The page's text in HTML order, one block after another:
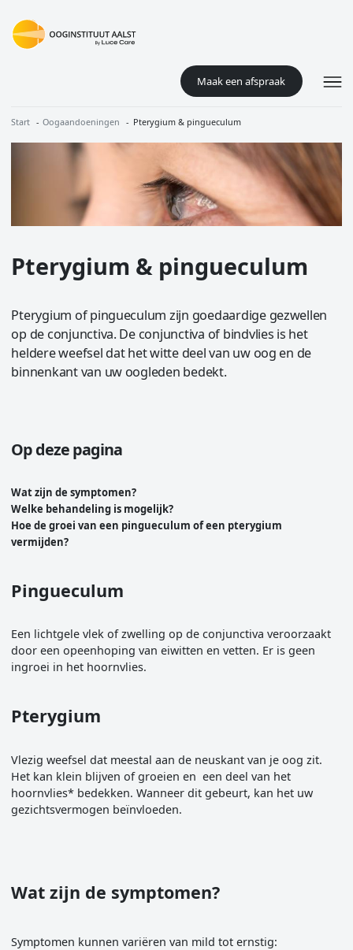
Maak een afspraak
Kruimelpad
Start Oogaandoeningen Pterygium & pingueculum
Pterygium & pingueculum
Pterygium of pingueculum zijn goedaardige gezwellen
op de conjunctiva. De conjunctiva of bindvlies is het
heldere weefsel dat het witte deel van uw oog en de
binnenkant van uw oogleden bedekt.
Op deze pagina
Wat zijn de symptomen?
Welke behandeling is mogelijk?
Hoe de groei van een pingueculum of een pterygium
vermijden?
Pingueculum
Een lichtgele vlek of zwelling op de conjunctiva veroorzaakt
door een opeenhoping van eiwitten en vetten. Er is geen
ingroei in het hoornvlies.
Pterygium
Vlezig weefsel dat meestal aan de neuskant van je oog zit.
Het kan klein blijven of groeien en een deel van het
hoornvlies* bedekken. Wanneer dit gebeurt, kan het uw
gezichtsvermogen beïnvloeden.
Wat zijn de symptomen?
Symptomen kunnen variëren van mild tot ernstig: